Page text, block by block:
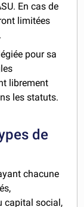
En cas de
limitées
pour sa
librement
les statuts.
de
chacune
capital social,